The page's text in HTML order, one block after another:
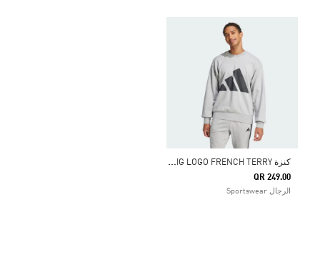
ك
نزة ESSENTIALS BIG LOGO FRENCH TERRY
QR 249.00
الرجال Sportswear